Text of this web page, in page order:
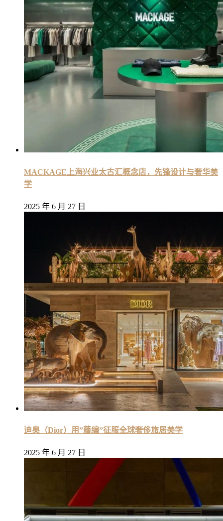
MACKAGE上海兴业太古汇概念店，先锋设计与奢华美
学
2025 年 6 月 27 日
迪奥（Dior）用”藤编”征服全球奢侈旅居美学
2025 年 6 月 27 日